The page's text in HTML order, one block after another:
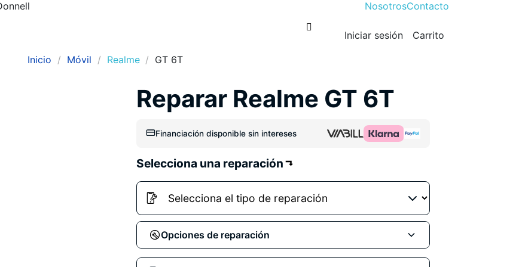
NosotrosContacto
Iniciar sesión
Carrito
Inicio
Móvil Realme GT 6T
Reparar Realme GT 6T
Financiación disponible sin intereses
Selecciona una reparación
Opciones de reparación